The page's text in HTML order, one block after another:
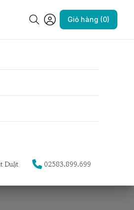
Giỏ hàng (0)
Duật 02583.899.699